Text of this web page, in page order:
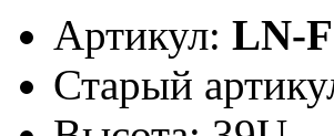
Артикул: LN-
Старый